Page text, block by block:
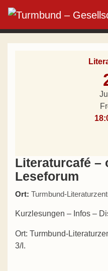
Literaturcafé –
Leseforum
Ort: Turmbund-
Kurzlesungen – Infos –
Ort: Turmbund-
3/I.